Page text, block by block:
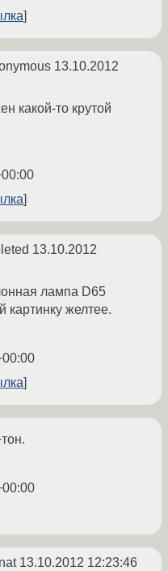
13.10.2012
какой-то крутой
13.10.2012
лампа D65
картинку желтее.
13.10.2012 12:23:46